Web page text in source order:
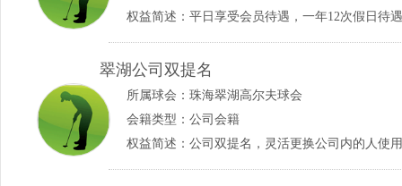
权益简述：平日享受会员待遇，一年12次假日待遇
翠湖公司双提名
所属球会： 珠海翠湖高尔夫球会
会籍类型：公司会籍
权益简述：公司双提名，灵活更换公司内的人使